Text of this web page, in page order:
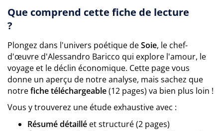
Que comprend cette fiche de lecture
?
Plongez dans l'univers poétique deSoie, le chef-
d'œuvre d'Alessandro Baricco qui explore l'amour, le
voyage et le déclin économique. Cette page vous
donne un aperçu de notre analyse, mais sachez que
notrefiche téléchargeable(12 pages) va bien plus loin !
Vous y trouverez une étude exhaustive avec :
Résumé détaillé et structuré (2 pages)